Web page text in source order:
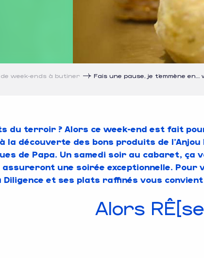
week-ends à butiner Fais une pause, je t’emmène
du terroir ? Alors ce week-end est fait
la découverte des bons produits de
de Papa. Un samedi soir au cabaret,
assureront une soirée exceptionnelle.
Diligence et ses plats raffinés vous
Alors